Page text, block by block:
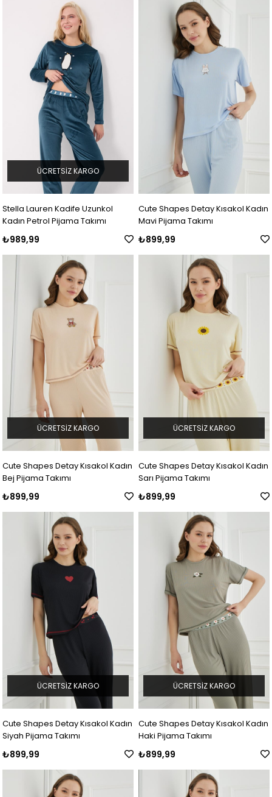
Stella Lauren Kadife Uzunkol
Kadın Petrol Pijama Takımı
₺989,99
ÜCRETSIZ KARGO
Cute Shapes Detay Kısakol Kadın
Mavi Pijama Takımı
₺899,99
Cute Shapes Detay Kısakol Kadın
Bej Pijama Takımı
₺899,99
ÜCRETSIZ KARGO
Cute Shapes Detay Kısakol Kadın
Sarı Pijama Takımı
₺899,99
ÜCRETSIZ KARGO
Cute Shapes Detay Kısakol Kadın
Siyah Pijama Takımı
₺899,99
ÜCRETSIZ KARGO
Cute Shapes Detay Kısakol Kadın
Haki Pijama Takımı
₺899,99
ÜCRETSIZ KARGO